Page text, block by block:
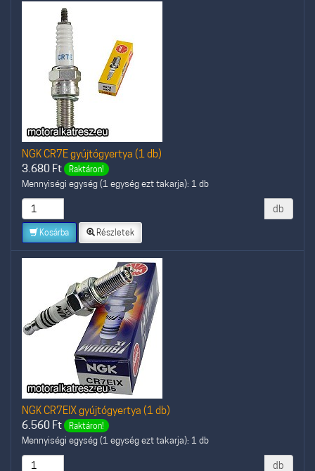
NGK CR7E gyújtógyertya (1 db)
3.680 Ft Raktáron!
Mennyiségi egység (1 egység ezt takarja): 1 db
db
Kosárba Részletek
NGK CR7EIX gyújtógyertya (1 db)
6.560 Ft Raktáron!
Mennyiségi egység (1 egység ezt takarja): 1 db
db